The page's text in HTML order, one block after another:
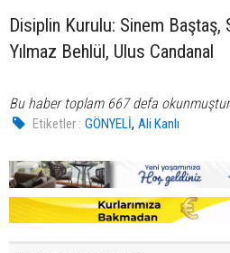
Disiplin Kurulu: Sinem Baştaş,
Yılmaz Behlül, Ulus Candanal
Bu haber toplam 667 defa okunmuştur
Etiketler : GÖNYELİ,Ali Kanlı